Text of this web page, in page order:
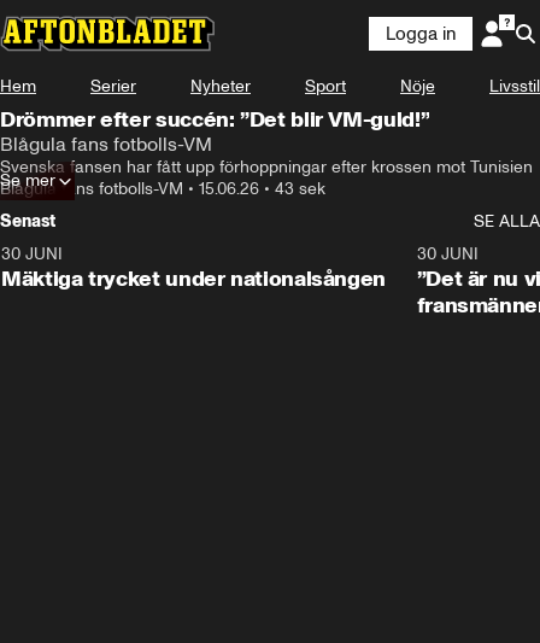
Logga in
Hem Serier Nyheter Sport Nöje Livsstil
Drömmer efter succén: ”Det blir VM-guld!”
Blågula fans fotbolls-VM
Svenska fansen har fått upp förhoppningar efter krossen mot Tunisien
Blågula fans fotbolls-VM • 15.06.26 • 43 sek
Se mer
Senast
SE ALLA
30 JUNI
Mäktiga trycket under nationalsången
30 JUNI
”Det är nu